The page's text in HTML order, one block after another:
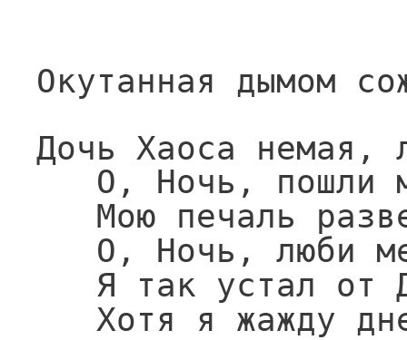
Окутанная дымом
Дочь Хаоса немая,
О, Ночь, пошли
Мою печаль
О, Ночь, люби
Я так устал от
Хотя я жажду